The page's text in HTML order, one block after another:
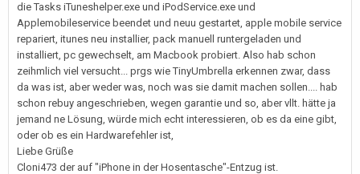
die Tasks iTuneshelper.exe und iPodService.exe und
Applemobileservice beendet und neuu gestartet, apple mobile service
repariert, itunes neu installier, pack manuell runtergeladen und
installiert, pc gewechselt, am Macbook probiert. Also hab schon
zeihmlich viel versucht... prgs wie TinyUmbrella erkennen zwar, dass
da was ist, aber weder was, noch was sie damit machen sollen.... hab
schon rebuy angeschrieben, wegen garantie und so, aber vllt. hätte ja
jemand ne Lösung, würde mich echt interessieren, ob es da eine gibt,
oder ob es ein Hardwarefehler ist,
Liebe Grüße
Cloni473 der auf "iPhone in der Hosentasche"-Entzug ist.